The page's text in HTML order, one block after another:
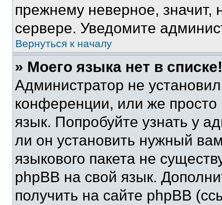
прежнему неверное, значит,
сервере. Уведомите
Вернуться к началу
» Моего языка нет в списке!
Администратор не
конференции, или же
язык. Попробуйте узнать у
ли он установить нужный
языкового пакета не
phpBB на свой язык.
получить на сайте phpBB